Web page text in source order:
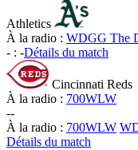
Athletics
À la radio : WDGG The
- : -Détails du match
Cincinnati Reds
À la radio : 700WLW
--
À la radio : 700WLW
Détails du match